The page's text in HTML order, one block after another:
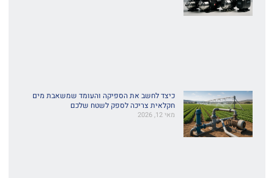
כיצד לחשב את הספיקה והעומד שמשאבת מים
חקלאית צריכה לספק לשטח שלכם
מאי 12, 2026